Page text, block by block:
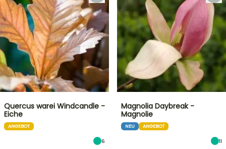
Quercus warei Windcandle -
Eiche
ANGEBOT
6
Magnolia Daybreak -
Magnolie
NEU ANGEBOT
11